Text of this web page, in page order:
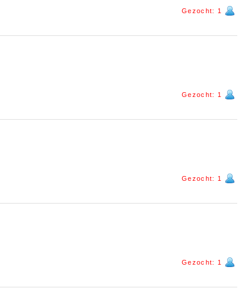
Gezocht: 1
Gezocht: 1
Gezocht: 1
Gezocht: 1